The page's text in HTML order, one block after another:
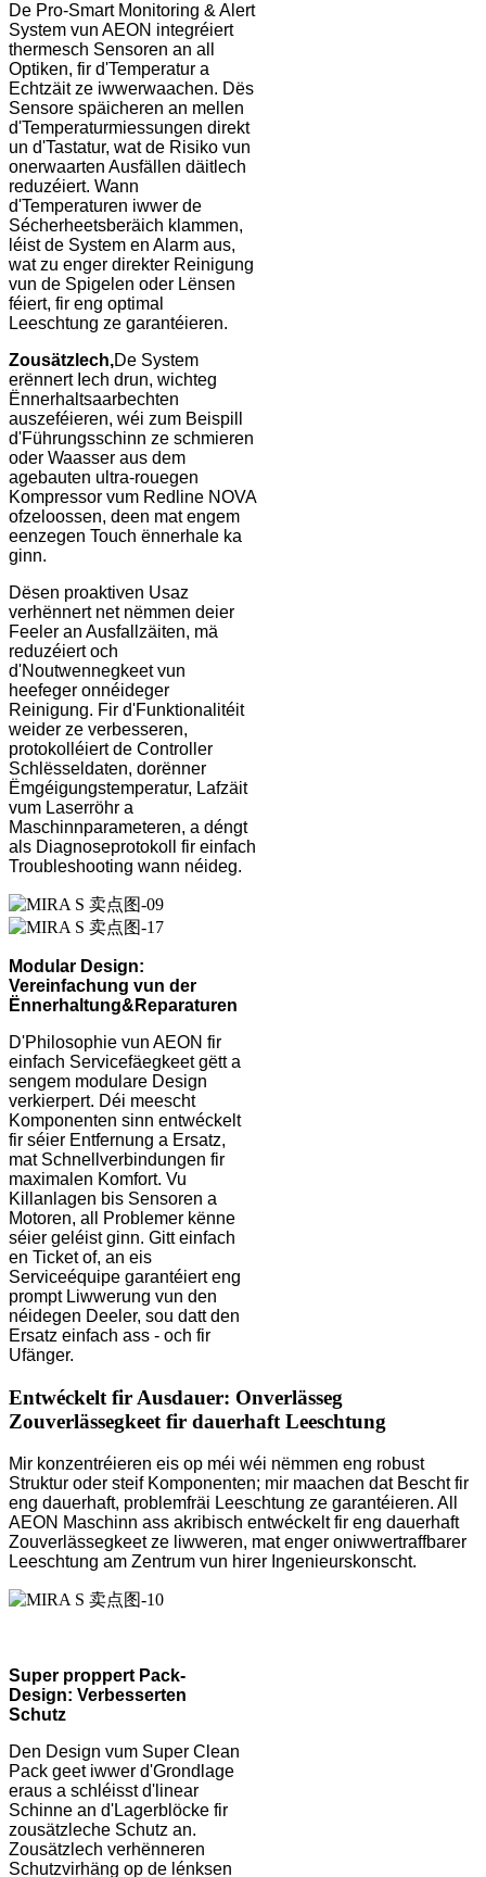
De Pro-Smart Monitoring & Alert
System vun AEON integréiert
thermesch Sensoren an all
Optiken, fir d'Temperatur a
Echtzäit ze iwwerwaachen. Dës
Sensore späicheren an mellen
d'Temperaturmiessungen direkt
un d'Tastatur, wat de Risiko vun
onerwaarten Ausfällen däitlech
reduzéiert. Wann
d'Temperaturen iwwer de
Sécherheetsberäich klammen,
léist de System en Alarm aus,
wat zu enger direkter Reinigung
vun de Spigelen oder Lënsen
féiert, fir eng optimal
Leeschtung ze garantéieren.
Zousätzlech,De System
erënnert Iech drun, wichteg
Ënnerhaltsaarbechten
auszeféieren, wéi zum Beispill
d'Führungsschinn ze schmieren
oder Waasser aus dem
agebauten ultra-rouegen
Kompressor vum Redline NOVA
ofzeloossen, deen mat engem
eenzegen Touch ënnerhale ka
ginn.
Dësen proaktiven Usaz
verhënnert net nëmmen deier
Feeler an Ausfallzäiten, mä
reduzéiert och
d'Noutwennegkeet vun
heefeger onnéideger
Reinigung. Fir d'Funktionalitéit
weider ze verbesseren,
protokolléiert de Controller
Schlësseldaten, dorënner
Ëmgéigungstemperatur, Lafzäit
vum Laserröhr a
Maschinnparameteren, a déngt
als Diagnoseprotokoll fir einfach
Troubleshooting wann néideg.
Modular Design:
Vereinfachung vun der
Ënnerhaltung& Reparaturen
D'Philosophie vun AEON fir
einfach Servicefäegkeet gëtt a
sengem modulare Design
verkierpert. Déi meescht
Komponenten sinn entwéckelt
fir séier Entfernung a Ersatz,
mat Schnellverbindungen fir
maximalen Komfort. Vu
Killanlagen bis Sensoren a
Motoren, all Problemer kënne
séier geléist ginn. Gitt einfach
en Ticket of, an eis
Serviceéquipe garantéiert eng
prompt Liwwerung vun den
néidegen Deeler, sou datt den
Ersatz einfach ass - och fir
Ufänger.
Entwéckelt fir Ausdauer: Onverlässeg
Zouverlässegkeet fir dauerhaft Leeschtung
Mir konzentréieren eis op méi wéi nëmmen eng robust
Struktur oder steif Komponenten; mir maachen dat Bescht fir
eng dauerhaft, problemfräi Leeschtung ze garantéieren. All
AEON Maschinn ass akribisch entwéckelt fir eng dauerhaft
Zouverlässegkeet ze liwweren, mat enger oniwwertraffbarer
Leeschtung am Zentrum vun hirer Ingenieurskonscht.
Super proppert Pack-
Design: Verbesserten
Schutz
Den Design vum Super Clean
Pack geet iwwer d'Grondlage
eraus a schléisst d'linear
Schinne an d'Lagerblöcke fir
zousätzleche Schutz an.
Zousätzlech verhënneren
Schutzvirhäng op de lénksen